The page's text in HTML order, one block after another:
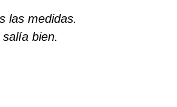
las medidas.
bien.